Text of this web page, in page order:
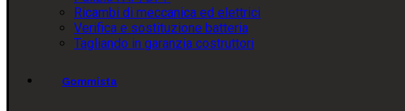
Ricambi di meccanica ed elettrici
Verifica e sostituzione batteria
Tagliando in garanzia costruttori
Gommista